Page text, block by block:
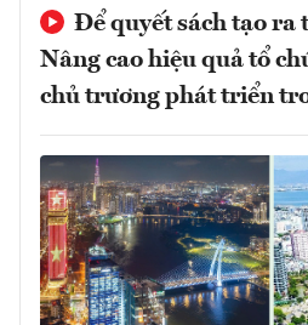
Để quyết sách tạo ra
Nâng cao hiệu quả tổ
chủ trương phát triển